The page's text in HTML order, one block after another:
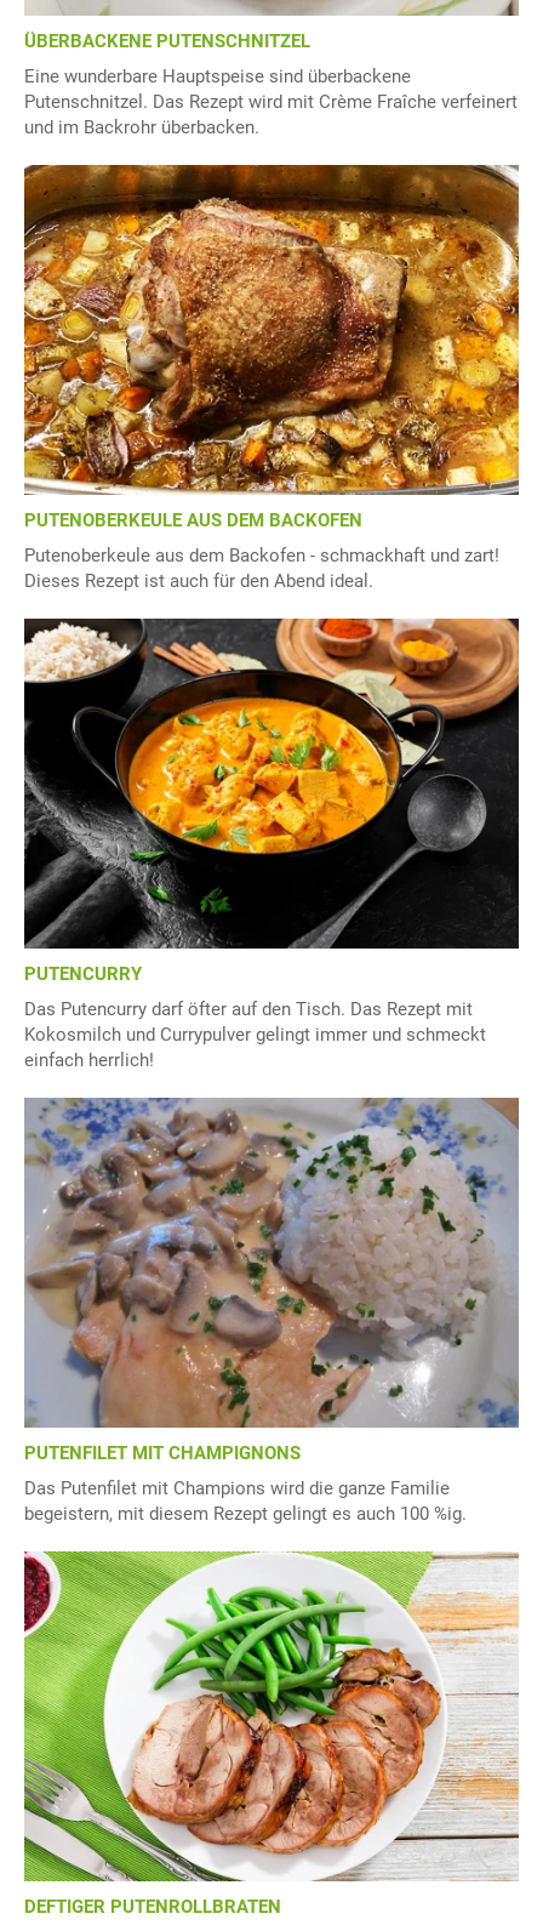
ÜBERBACKENE PUTENSCHNITZEL
Eine wunderbare Hauptspeise sind überbackene
Putenschnitzel. Das Rezept wird mit Crème Fraîche verfeinert
und im Backrohr überbacken.
PUTENOBERKEULE AUS DEM BACKOFEN
Putenoberkeule aus dem Backofen - schmackhaft und zart!
Dieses Rezept ist auch für den Abend ideal.
PUTENCURRY
Das Putencurry darf öfter auf den Tisch. Das Rezept mit
Kokosmilch und Currypulver gelingt immer und schmeckt
einfach herrlich!
PUTENFILET MIT CHAMPIGNONS
Das Putenfilet mit Champions wird die ganze Familie
begeistern, mit diesem Rezept gelingt es auch 100 %ig.
DEFTIGER PUTENROLLBRATEN